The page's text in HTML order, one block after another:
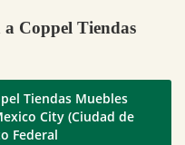
Coppel Tiendas
Tiendas Muebles
City (Ciudad de
Federal